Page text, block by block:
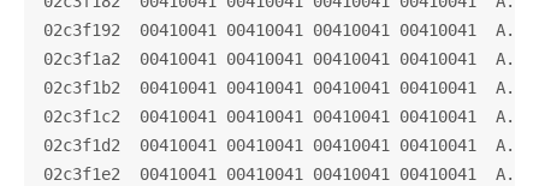
02c3f192  00410041 00410041 00410041 00410041
02c3f1a2  00410041 00410041 00410041 00410041
02c3f1b2  00410041 00410041 00410041 00410041
02c3f1c2  00410041 00410041 00410041 00410041
02c3f1d2  00410041 00410041 00410041 00410041
02c3f1e2  00410041 00410041 00410041 00410041